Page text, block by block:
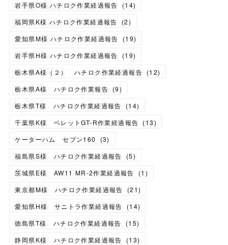
岩手県O様 ハチロク作業経過報告
(14)
福岡県K様 ハチロク作業経過報告
(2)
愛知県M様 ハチロク作業経過報告
(19)
岩手県H様 ハチロク作業経過報告
(19)
栃木県A様（２） ハチロク作業経過報告 (12)
栃木県A様 ハチロク作業報告 (9)
栃木県T様 ハチロク作業経過報告
(14)
千葉県K様 ベレットGT-R作業経過報告 (13)
ケーターハム セブン160
(3)
福島県S様 ハチロク作業経過報告
(5)
茨城県E様 AW11 MR-2作業経過報告
(1 )
東京都M様 ハチロク作業経過報告
(21)
愛知県H様 サニトラ作業経過報告
(14)
徳島県T様 ハチロク作業経過報告
(15)
静岡県K様 ハチロク作業経過報告
(13)